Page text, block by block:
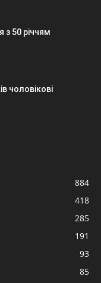
з 50 річчям
чоловікові
884
418
285
191
93
85